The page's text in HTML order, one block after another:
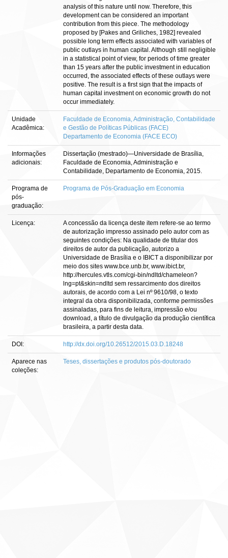
analysis of this nature until now. Therefore, this
development can be considered an important
contribution from this piece. The methodology
proposed by [Pakes and Griliches, 1982] revealed
possible long term effects associated with variables of
public outlays in human capital. Although still negligible
in a statistical point of view, for periods of time greater
than 15 years after the public investment in education
occurred, the associated effects of these outlays were
positive. The result is a first sign that the impacts of
human capital investment on economic growth do not
occur immediately.
Unidade
Acadêmica:
Faculdade de Economia, Administração, Contabilidade
e Gestão de Políticas Públicas (FACE)
Departamento de Economia (FACE ECO)
Informações
adicionais:
Dissertação (mestrado)—Universidade de Brasília,
Faculdade de Economia, Administração e
Contabilidade, Departamento de Economia, 2015.
Programa de
pós-
graduação:
Programa de Pós-Graduação em Economia
Licença:
A concessão da licença deste item refere-se ao termo
de autorização impresso assinado pelo autor com as
seguintes condições: Na qualidade de titular dos
direitos de autor da publicação, autorizo a
Universidade de Brasília e o IBICT a disponibilizar por
meio dos sites www.bce.unb.br, www.ibict.br,
http://hercules.vtls.com/cgi-bin/ndltd/chameleon?
lng=pt&skin=ndltd sem ressarcimento dos direitos
autorais, de acordo com a Lei nº 9610/98, o texto
integral da obra disponibilizada, conforme permissões
assinaladas, para fins de leitura, impressão e/ou
download, a título de divulgação da produção científica
brasileira, a partir desta data.
DOI: http://dx.doi.org/10.26512/2015.03.D.18248
Aparece nas
coleções:
Teses, dissertações e produtos pós-doutorado